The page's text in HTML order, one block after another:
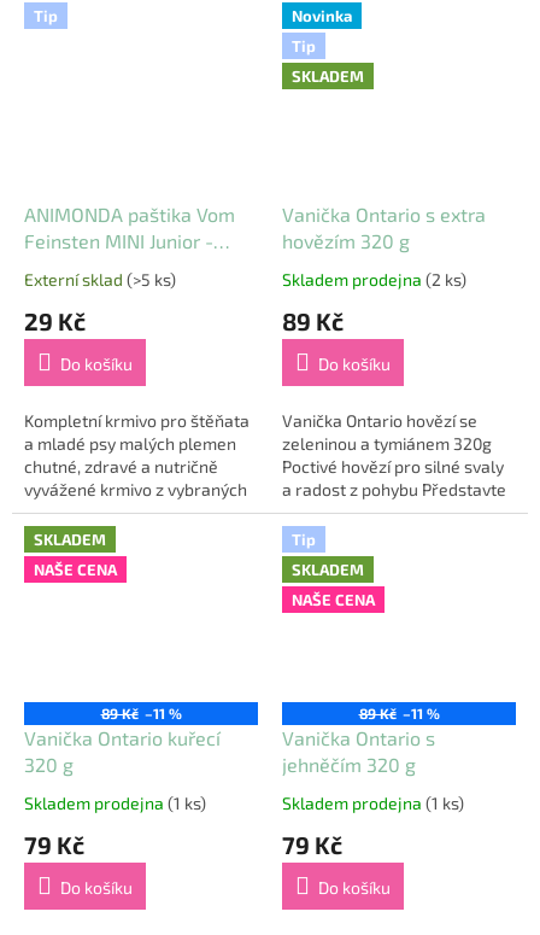
neobsahuje sóju bez umělých
barviv...
nejvyšší kvality kvalita
výběrové řady...
Tip
ANIMONDA paštika Vom
Feinsten MINI Junior -
pro psy 100 g
Průměrné
produktu
5,0
5
hvězdiček.
Externí sklad (>5 ks)
29 Kč
Do košíku
Kompletní krmivo pro štěňata
a mladé psy malých plemen
chutné, zdravé a nutričně
vyvážené krmivo z vybraných
surovin nejvyšší kvality
speciálně vyvinuto ve
spolupráci s...
Novinka
Tip
SKLADEM
Vanička Ontario s extra
hovězím 320 g
Průměrné
produktu
5,0
5
hvězdiček.
Skladem prodejna (2 ks)
89 Kč
Do košíku
Vanička Ontario hovězí se
zeleninou a tymiánem 320g
Poctivé hovězí pro silné svaly
a radost z pohybu Představte
si den plný dobrodružství, kde
váš parťák potřebuje
pořádnou...
SKLADEM
NAŠE CENA
89 Kč –11 %
Vanička Ontario kuřecí
320 g
Průměrné
produktu
5,0
Skladem prodejna (1 ks)
79 Kč
Do košíku
Tip
SKLADEM
NAŠE CENA
89 Kč –11 %
Vanička Ontario s
jehněčím 320 g
Průměrné
produktu
5,0
Skladem prodejna (1 ks)
79 Kč
Do košíku